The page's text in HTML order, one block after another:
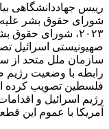
رییس جهاددانشگاهی
صهیونیستی اسرائیل
رابطه با وضعیت رژیم
فلسطین تصویب کرده
رژیم اسرائیل و
آمریکا با عموم این